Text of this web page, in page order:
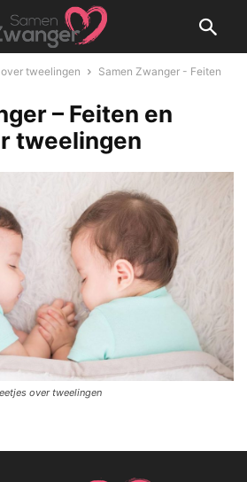
tweelingen
Samen Zwanger - Feiten
– Feiten en
tweelingen
over tweelingen